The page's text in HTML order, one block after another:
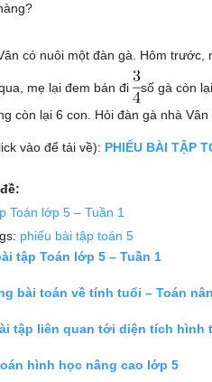
có nuôi một đàn gà. Hôm trước,
mẹ lại đem bán đi số gà còn
còn lại 6 con. Hỏi đàn gà nhà
vào để tải về): PHIẾU BÀI TẬP
Toán lớp 5 – Tuần 1
phiếu bài tập toán 5
tập Toán lớp 5 – Tuần 1
bài toán về tính tuổi – Toán
tập liên quan tới diện tích hình
hình học nâng cao lớp 5